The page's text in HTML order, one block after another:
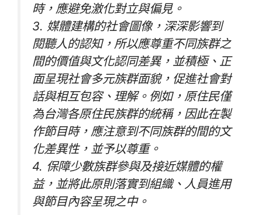
時，應避免激化對立與偏見。
3. 媒體建構的社會圖像，深深影響到
閱聽人的認知，所以應尊重不同族群之
間的價值與文化認同差異，並積極、正
面呈現社會多元族群面貌，促進社會對
話與相互包容、理解。例如，原住民僅
為台灣各原住民族群的統稱，因此在製
作節目時，應注意到不同族群的間的文
化差異性，並予以尊重。
4. 保障少數族群參與及接近媒體的權
益，並將此原則落實到組織、人員進用
與節目內容呈現之中。